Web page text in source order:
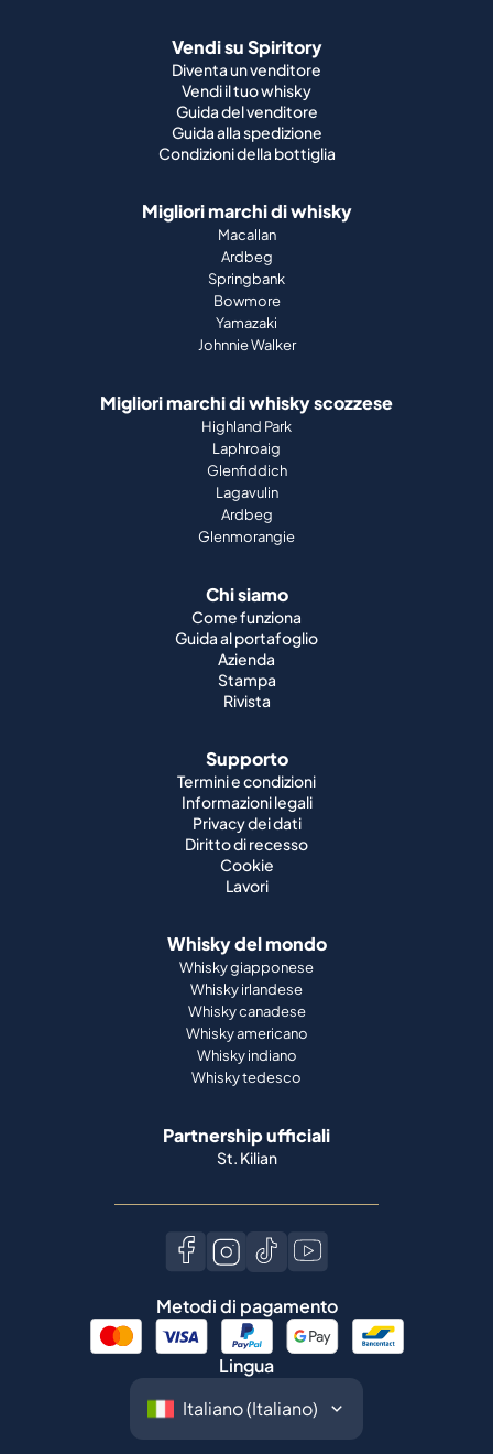
Vendi su Spiritory
Diventa un venditore
Vendi il tuo whisky
Guida del venditore
Guida alla spedizione
Condizioni della bottiglia
Migliori marchi di whisky
Macallan
Ardbeg
Springbank
Bowmore
Yamazaki
Johnnie Walker
Migliori marchi di whisky scozzese
Highland Park
Laphroaig
Glenfiddich
Lagavulin
Ardbeg
Glenmorangie
Chi siamo
Come funziona
Guida al portafoglio
Azienda
Stampa
Rivista
Supporto
Termini e condizioni
Informazioni legali
Privacy dei dati
Diritto di recesso
Cookie
Lavori
Whisky del mondo
Whisky giapponese
Whisky irlandese
Whisky canadese
Whisky americano
Whisky indiano
Whisky tedesco
Partnership ufficiali
St. Kilian
Metodi di pagamento
Lingua